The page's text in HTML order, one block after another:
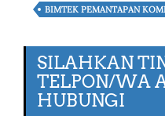
BIMTEK PEMANTAPAN
SILAHKAN
TELPON/WA
HUBUNGI